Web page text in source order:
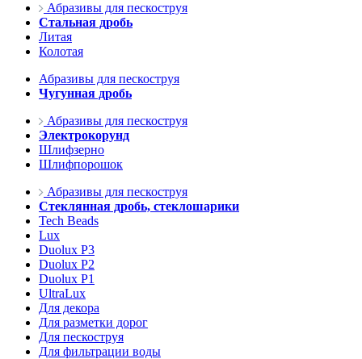
Абразивы для пескоструя
Стальная дробь
Литая
Колотая
Абразивы для пескоструя
Чугунная дробь
Абразивы для пескоструя
Электрокорунд
Шлифзерно
Шлифпорошок
Абразивы для пескоструя
Стеклянная дробь, стеклошарики
Tech Beads
Lux
Duolux P3
Duolux P2
Duolux P1
UltraLux
Для декора
Для разметки дорог
Для пескоструя
Для фильтрации воды